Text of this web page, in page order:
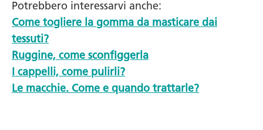
Potrebbero interessarvi anche:
Come togliere la gomma da masticare dai
tessuti?
Ruggine, come sconfiggerla
I cappelli, come pulirli?
Le macchie. Come e quando trattarle?